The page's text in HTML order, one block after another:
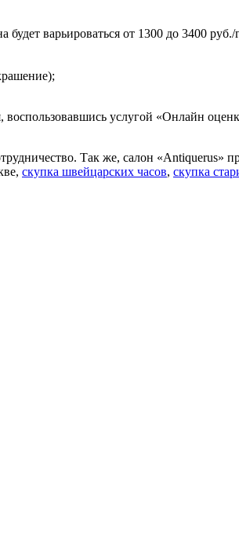
варьироваться от 1300 до 3400 руб./
воспользовавшись услугой «Онлайн
Так же, салон «Antiquerus»
скупка швейцарских часов, скупка